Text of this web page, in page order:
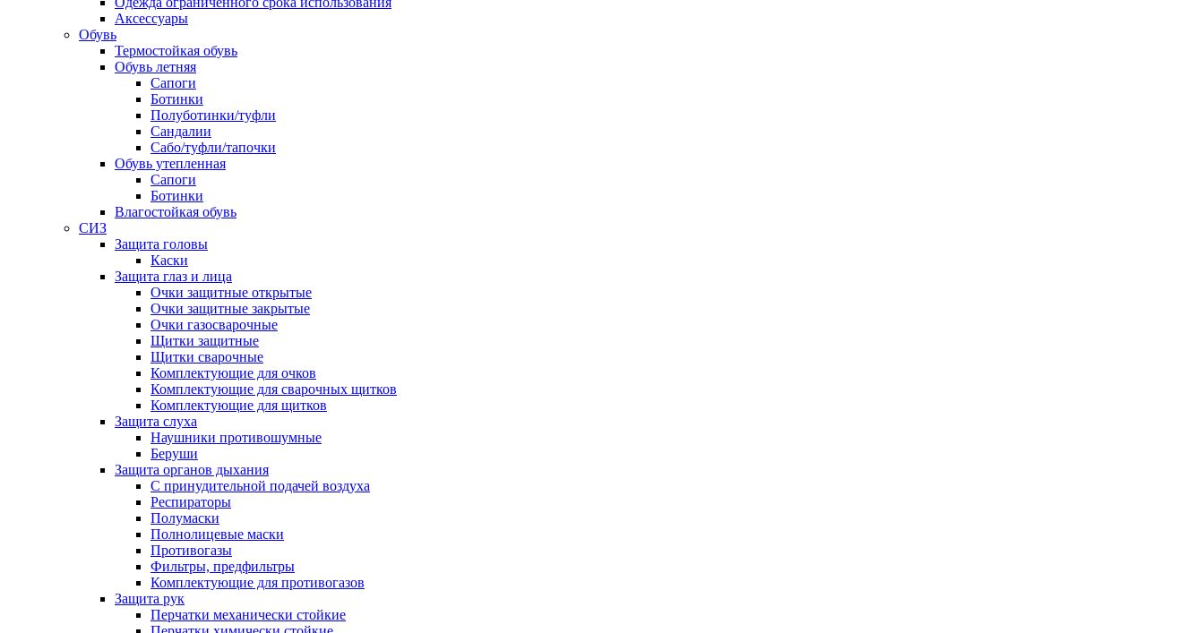
Аксессуары
Обувь
Термостойкая обувь
Обувь летняя
Сапоги
Ботинки
Полуботинки/туфли
Сандалии
Сабо/туфли/тапочки
Обувь утепленная
Сапоги
Ботинки
Влагостойкая обувь
СИЗ
Защита головы
Каски
Защита глаз и лица
Очки защитные открытые
Очки защитные закрытые
Очки газосварочные
Щитки защитные
Щитки сварочные
Комплектующие для очков
Комплектующие для сварочных щитков
Комплектующие для щитков
Защита слуха
Наушники противошумные
Беруши
Защита органов дыхания
С принудительной подачей воздуха
Респираторы
Полумаски
Полнолицевые маски
Противогазы
Фильтры, предфильтры
Комплектующие для противогазов
Защита рук
Перчатки механически стойкие